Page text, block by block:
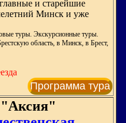
и старейшие
Минск и уже
туры. Экскурсионные туры.
область, в Минск, в Брест,
Программа тура